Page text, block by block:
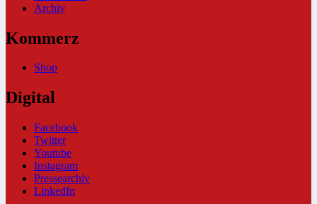
Archiv
Kommerz
Shop
Digital
Facebook
Twitter
Youtube
Instagram
Pressearchiv
LinkedIn